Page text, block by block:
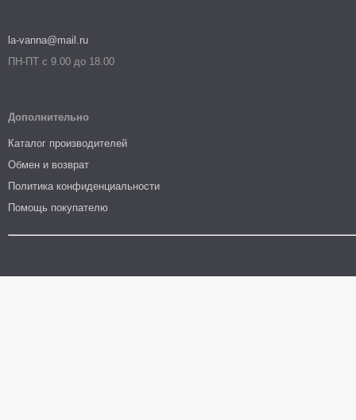
la-vanna@mail.ru
ПН-ПТ с 9.00 до 18.00
Дополнительно
Каталог производителей
Обмен и возврат
Политика конфиденциальности
Помощь покупателю